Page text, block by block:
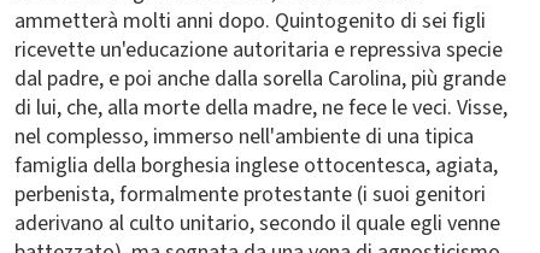
ammetterà molti anni dopo. Quintogenito di sei figli
ricevette un'educazione autoritaria e repressiva specie
dal padre, e poi anche dalla sorella Carolina, più grande
di lui, che, alla morte della madre, ne fece le veci. Visse,
nel complesso, immerso nell'ambiente di una tipica
famiglia della borghesia inglese ottocentesca, agiata,
perbenista, formalmente protestante (i suoi genitori
aderivano al culto unitario, secondo il quale egli venne